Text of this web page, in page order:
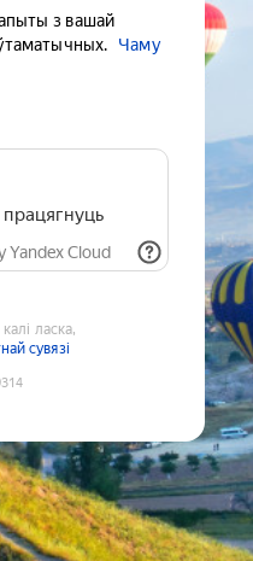
з вашай
Чаму
працягнуць
Yandex Cloud
ласка,
сувязі